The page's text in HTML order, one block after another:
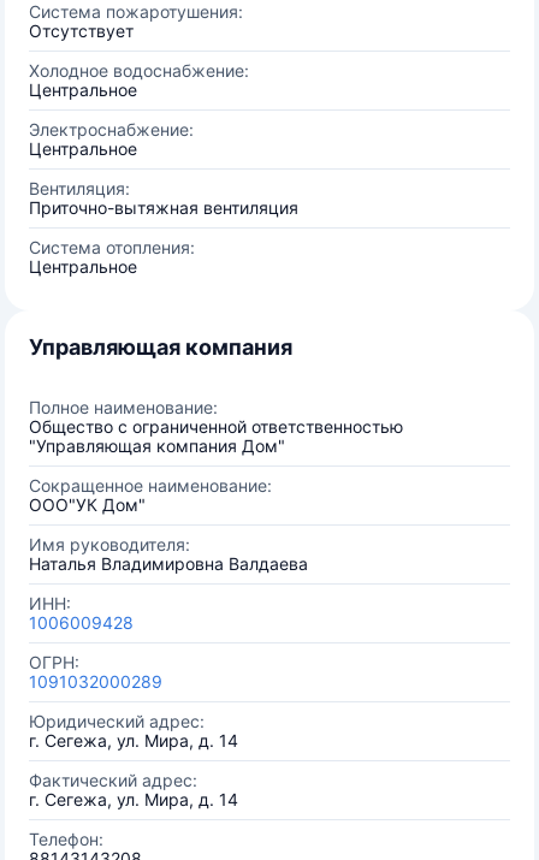
Система пожаротушения:
Отсутствует
Холодное водоснабжение:
Центральное
Электроснабжение:
Центральное
Вентиляция:
Приточно-вытяжная вентиляция
Система отопления:
Центральное
Управляющая компания
Полное наименование:
Общество с ограниченной ответственностью
"Управляющая компания Дом"
Сокращенное наименование:
ООО"УК Дом"
Имя руководителя:
Наталья Владимировна Валдаева
ИНН:
1006009428
ОГРН:
1091032000289
Юридический адрес:
г. Сегежа, ул. Мира, д. 14
Фактический адрес:
г. Сегежа, ул. Мира, д. 14
Телефон: